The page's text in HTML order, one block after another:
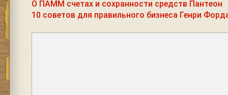
О ПАММ счетах и сохранности средств Пантеон
10 советов для правильного бизнеса Генри